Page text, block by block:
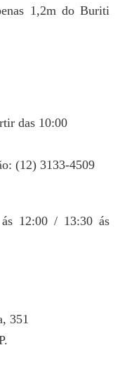
1,2m do Buriti
das 10:00
(12) 3133-4509
12:00 / 13:30 ás
351